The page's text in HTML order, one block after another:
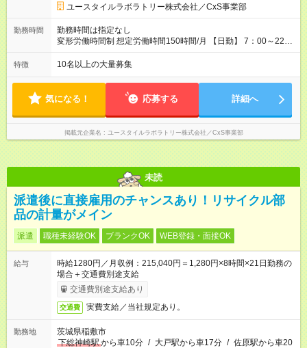
36.5万円以上 ※経験・能力等を考慮。 【試用期間】試用期間あ
り 試用期間の長さ：2ヶ月 雇用形態、給与は本採用時と同じで
す。
ユースタイルラボラトリー株式会社／CxS事業部
勤務時間
勤務時間は指定なし
変形労働時間制 想定労働時間150時間/月 【日勤】 7：00～22：
00の間で7.5時間勤務／休憩1時間 【夜勤】 17：00～翌10：00
の15時間勤務／休憩2時間 ※勤務時間は各施設のシフトによるシ
程度）
特徴 10名以上の大量募集
気になる！ 応募する 詳細へ
掲載元企業名 ユースタイルラボラトリー株式会社／CxS事業部
未読
派遣後に直接雇用のチャンスあり！リサイクル部
品の計量がメイン
派遣 職種未経験OK ブランクOK WEB登録・面接OK
給与
時給1280円／月収例：215,040円＝1,280円×8時間×21日勤務の
場合＋交通費別途支給
交通費別途支給あり
交通費 実費支給／当社規定あり。
勤務地
茨城県稲敷市
下総神崎駅から車10分 / 大戸駅から車17分 / 佐原駅から車20